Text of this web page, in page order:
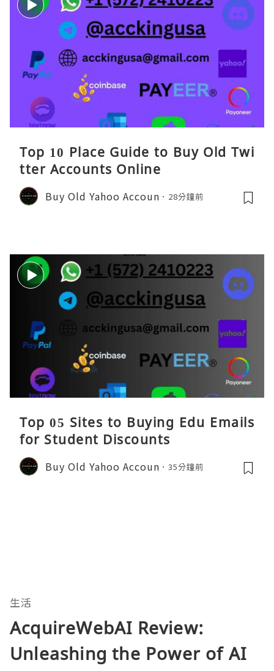
Top 10 Place Guide to Buy Old Twi
tter Accounts Online
Buy Old Yahoo Accoun 28分鐘前
Top 05 Sites to Buying Edu Emails
for Student Discounts
Buy Old Yahoo Accoun 35分鐘前
生活
AcquireWebAI Review:
Unleashing the Power of AI